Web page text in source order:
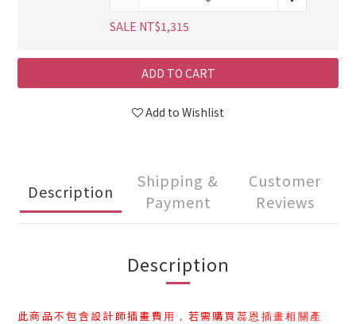
SALE NT$1,315
ADD TO CART
Add to Wishlist
Description
Shipping &
Payment
Customer
Reviews
Description
此商品不包含設計師插畫費用， 若需購買蕊恩插畫相關產